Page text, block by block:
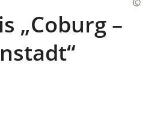
„Coburg –